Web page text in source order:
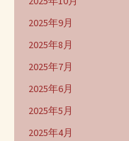
2025年9月
2025年8月
2025年7月
2025年6月
2025年5月
2025年4月